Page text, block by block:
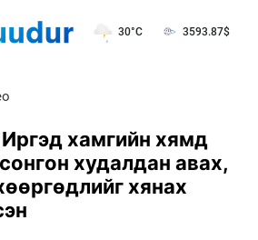
30°C 3593.87$
хамгийн хямд
худалдан авах,
хянах